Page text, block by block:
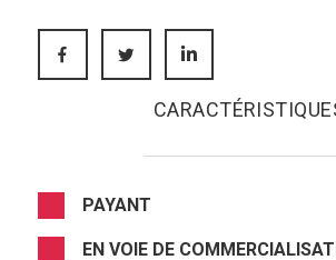
FACEBOOKTWITTER
PAYANT
EN VOIE DE